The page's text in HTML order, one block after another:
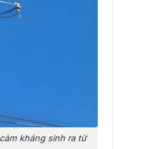
kháng sinh ra từ